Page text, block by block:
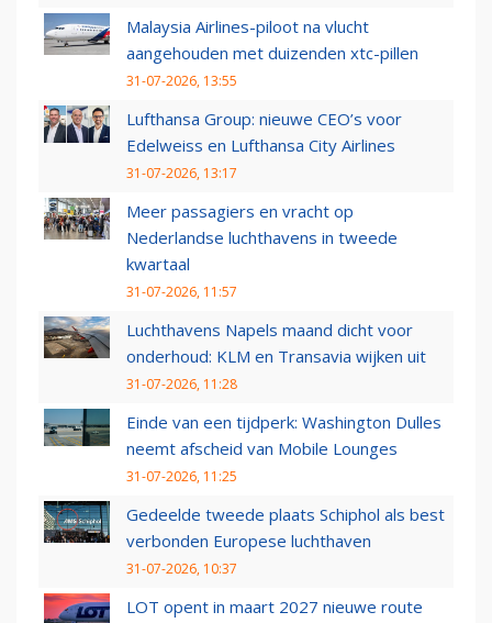
Malaysia Airlines-piloot na vlucht
aangehouden met duizenden xtc-pillen
31-07-2026, 13:55
Lufthansa Group: nieuwe CEO’s voor
Edelweiss en Lufthansa City Airlines
31-07-2026, 13:17
Meer passagiers en vracht op
Nederlandse luchthavens in tweede
kwartaal
31-07-2026, 11:57
Luchthavens Napels maand dicht voor
onderhoud: KLM en Transavia wijken uit
31-07-2026, 11:28
Einde van een tijdperk: Washington Dulles
neemt afscheid van Mobile Lounges
31-07-2026, 11:25
Gedeelde tweede plaats Schiphol als best
verbonden Europese luchthaven
31-07-2026, 10:37
LOT opent in maart 2027 nieuwe route